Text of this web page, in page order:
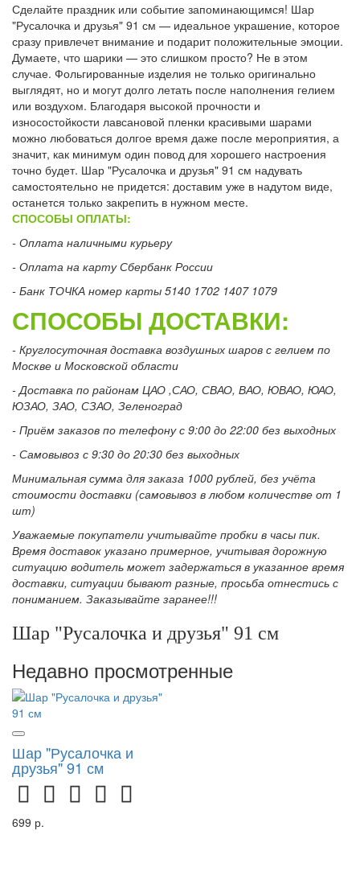
Сделайте праздник или событие запоминающимся! Шар
"Русалочка и друзья" 91 см — идеальное украшение, которое
сразу привлечет внимание и подарит положительные эмоции.
Думаете, что шарики — это слишком просто? Не в этом
случае. Фольгированные изделия не только оригинально
выглядят, но и могут долго летать после наполнения гелием
или воздухом. Благодаря высокой прочности и
износостойкости лавсановой пленки красивыми шарами
можно любоваться долгое время даже после мероприятия, а
значит, как минимум один повод для хорошего настроения
точно будет. Шар "Русалочка и друзья" 91 см надувать
самостоятельно не придется: доставим уже в надутом виде,
останется только закрепить в нужном месте.
СПОСОБЫ ОПЛАТЫ:
- Оплата наличными курьеру
- Оплата на карту Сбербанк России
- Банк ТОЧКА номер карты 5140 1702 1407 1079
СПОСОБЫ ДОСТАВКИ:
- Круглосуточная доставка воздушных шаров с гелием по
Москве и Московской области
- Доставка по районам ЦАО ,САО, СВАО, ВАО, ЮВАО, ЮАО,
ЮЗАО, ЗАО, СЗАО, Зеленоград
- Приём заказов по телефону с 9:00 до 22:00 без выходных
- Самовывоз с 9:30 до 20:30 без выходных
Минимальная сумма для заказа 1000 рублей, без учёта
стоимости доставки (самовывоз в любом количестве от 1
шт)
Уважаемые покупатели учитывайте пробки в часы пик.
Время доставок указано примерное, учитывая дорожную
ситуацию водитель может задержаться в указанное время
доставки, ситуации бывают разные, просьба отнестись с
пониманием. Заказывайте заранее!!!
Шар "Русалочка и друзья" 91 см
Недавно просмотренные
Шар "Русалочка и
друзья" 91 см
699 р.